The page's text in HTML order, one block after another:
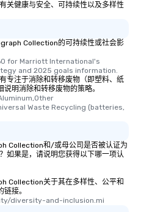
关健康与安全、可持续性以及多样性
Collection的可持续性或社会影
for Marriott International's
and 2025 goals information.
注于消除和转移废物（即塑料、纸
明消除和转移废物的策略。
Waste Recycling (batteries,
Collection和/或母公司是否被认证为
如果是，请说明您获得以下哪一项认
Collection关于其在多样性、公平和
接。
diversity-and-inclusion.mi